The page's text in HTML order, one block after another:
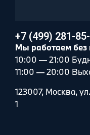
+7 (499) 281-
Мы работаем
10:00 — 21:00
11:00 — 20:00
123007, Москва,
1